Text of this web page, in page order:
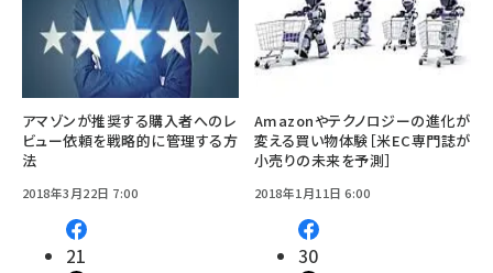
アマゾンが推奨する購入者へのレ
ビュー依頼を戦略的に管理する方
法
2018年3月22日 7:00
21
Amazonやテクノロジーの進化が
変える買い物体験［米EC専門誌が
小売りの未来を予測］
2018年1月11日 6:00
30